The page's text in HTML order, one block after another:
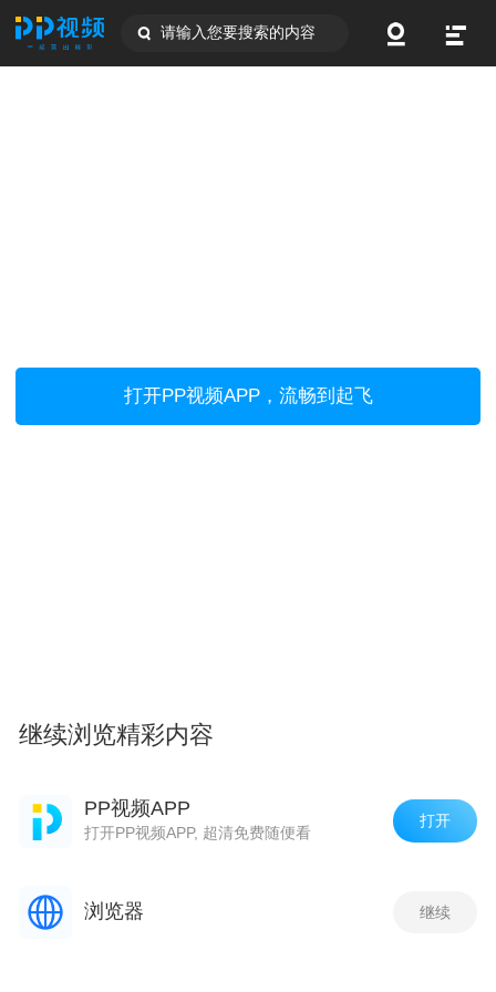
请输入您要搜索的内容
打开PP视频APP，流畅到起飞
继续浏览精彩内容
PP视频APP
打开PP视频APP, 超清免费随便看
打开
浏览器 继续